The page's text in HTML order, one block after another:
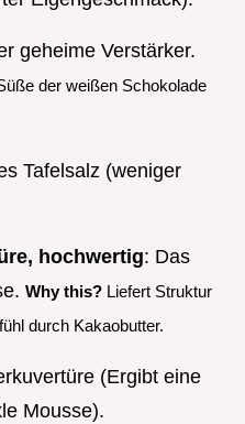
geheime Verstärker.
der weißen Schokolade
Tafelsalz (weniger
hochwertig: Das
Why this? Liefert Struktur
durch Kakaobutter.
(Ergibt eine
Mousse).